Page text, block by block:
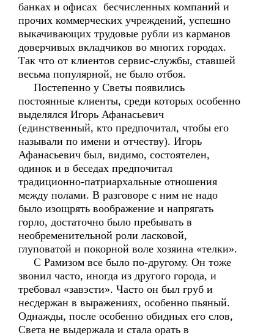
банках и офисах бесчисленных компаний и
прочих коммерческих учреждений, успешно
выкачивающих трудовые рубли из карманов
доверчивых вкладчиков во многих городах.
Так что от клиентов сервис-службы, ставшей
весьма популярной, не было отбоя.
Постепенно у Светы появились
постоянные клиенты, среди которых особенно
выделялся Игорь Афанасьевич
(единственный, кто предпочитал, чтобы его
называли по имени и отчеству). Игорь
Афанасьевич был, видимо, состоятелен,
одинок и в беседах предпочитал
традиционно-патриархальные отношения
между полами. В разговоре с ним не надо
было изощрять воображение и напрягать
горло, достаточно было пребывать в
необременительной роли ласковой,
глуповатой и покорной воле хозяина «телки».
С Рамизом все было по-другому. Он тоже
звонил часто, иногда из другого города, и
требовал «завэсти». Часто он был груб и
несдержан в выражениях, особенно пьяный.
Однажды, после особенно обидных его слов,
Света не выдержала и стала орать в